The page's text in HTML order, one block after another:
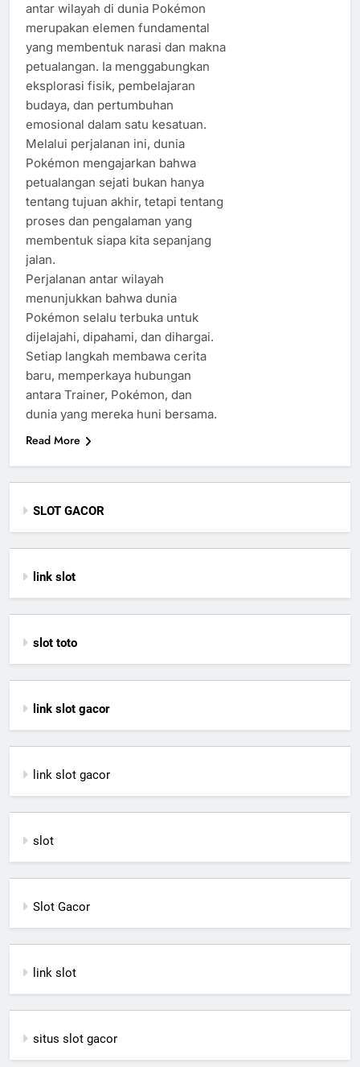
antar wilayah di dunia Pokémon
merupakan elemen fundamental
yang membentuk narasi dan makna
petualangan. Ia menggabungkan
eksplorasi fisik, pembelajaran
budaya, dan pertumbuhan
emosional dalam satu kesatuan.
Melalui perjalanan ini, dunia
Pokémon mengajarkan bahwa
petualangan sejati bukan hanya
tentang tujuan akhir, tetapi tentang
proses dan pengalaman yang
membentuk siapa kita sepanjang
jalan.
Perjalanan antar wilayah
menunjukkan bahwa dunia
Pokémon selalu terbuka untuk
dijelajahi, dipahami, dan dihargai.
Setiap langkah membawa cerita
baru, memperkaya hubungan
antara Trainer, Pokémon, dan
dunia yang mereka huni bersama.
Read More
SLOT GACOR
link slot
slot toto
link slot gacor
link slot gacor
slot
Slot Gacor
link slot
situs slot gacor